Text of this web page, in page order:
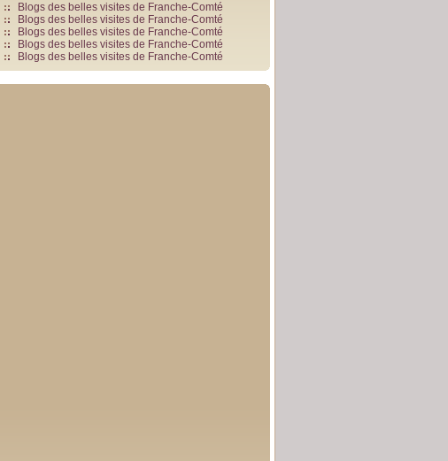
Blogs des belles visites de Franche-Comté
Blogs des belles visites de Franche-Comté
Blogs des belles visites de Franche-Comté
Blogs des belles visites de Franche-Comté
Blogs des belles visites de Franche-Comté